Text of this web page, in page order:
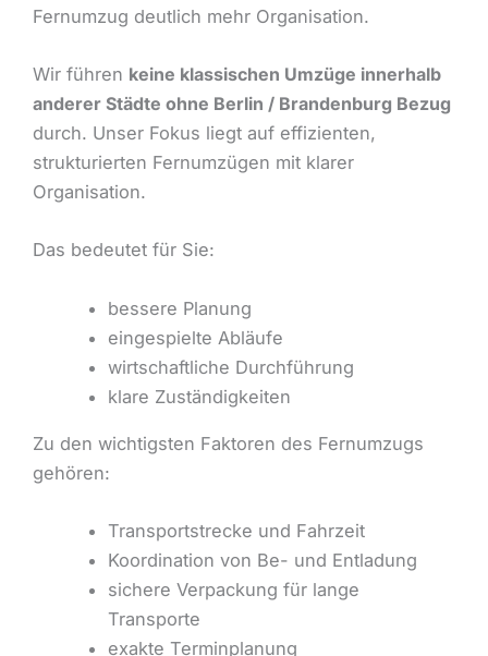
Fernumzug deutlich mehr Organisation.
Wir führen keine klassischen Umzüge innerhalb
anderer Städte ohne Berlin / Brandenburg Bezug
durch. Unser Fokus liegt auf effizienten,
strukturierten Fernumzügen mit klarer
Organisation.
Das bedeutet für Sie:
bessere Planung
eingespielte Abläufe
wirtschaftliche Durchführung
klare Zuständigkeiten
Zu den wichtigsten Faktoren des Fernumzugs
gehören:
Transportstrecke und Fahrzeit
Koordination von Be- und Entladung
sichere Verpackung für lange
Transporte
exakte Terminplanung